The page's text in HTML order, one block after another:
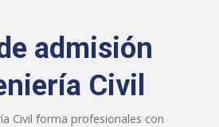
admisión
Civil
Civil forma profesionales con